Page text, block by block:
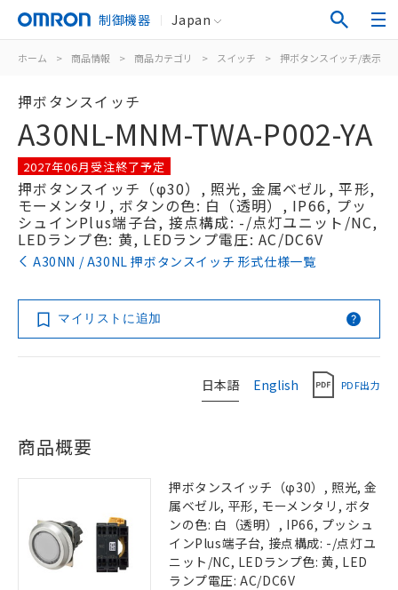
制御機器 Japan
ホーム > 商品情報 > 商品カテゴリ > スイッチ > 押ボタンスイッチ/表示灯
押ボタンスイッチ
A30NL-MNM-TWA-P002-YA
2027年06月受注終了予定
押ボタンスイッチ（φ30）, 照光, 金属ベゼル, 平形,
モーメンタリ, ボタンの色: 白（透明）, IP66, プッ
シュインPlus端子台, 接点構成: -/点灯ユニット/NC,
LEDランプ色: 黄, LEDランプ電圧: AC/DC6V
A30NN / A30NL 押ボタンスイッチ 形式仕様一覧
マイリストに追加
日本語 English PDF出力
商品概要
押ボタンスイッチ（φ30）, 照光, 金
属ベゼル, 平形, モーメンタリ, ボタ
ンの色: 白（透明）, IP66, プッシュ
インPlus端子台, 接点構成: -/点灯ユ
ニット/NC, LEDランプ色: 黄, LED
ランプ電圧: AC/DC6V